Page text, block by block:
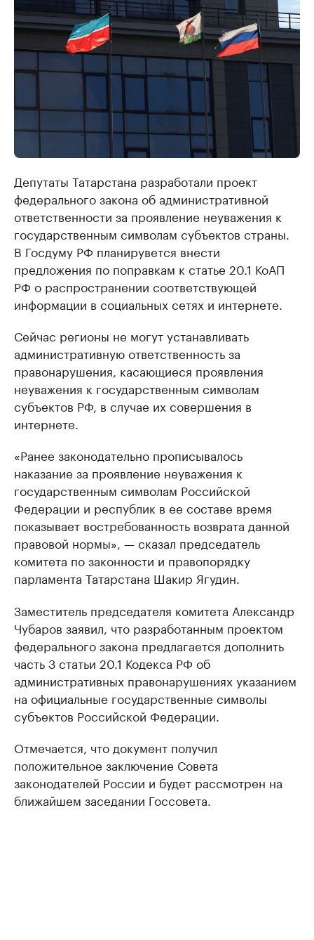
Депутаты Татарстана разработали проект
федерального закона об административной
ответственности за проявление неуважения к
государственным символам субъектов страны.
В Госдуму РФ планирувется внести
предложения по поправкам к статье 20.1 КоАП
РФ о распространении соответствующей
информации в социальных сетях и интернете.
Сейчас регионы не могут устанавливать
административную ответственность за
правонарушения, касающиеся проявления
неуважения к государственным символам
субъектов РФ, в случае их совершения в
интернете.
«Ранее законодательно прописывалось
наказание за проявление неуважения к
государственным символам Российской
Федерации и республик в ее составе время
показывает востребованность возврата данной
правовой нормы», — сказал председатель
комитета по законности и правопорядку
парламента Татарстана Шакир Ягудин.
Заместитель председателя комитета Александр
Чубаров заявил, что разработанным проектом
федерального закона предлагается дополнить
часть 3 статьи 20.1 Кодекса РФ об
административных правонарушениях указанием
на официальные государственные символы
субъектов Российской Федерации.
Отмечается, что документ получил
положительное заключение Совета
законодателей России и будет рассмотрен на
ближайшем заседании Госсовета.